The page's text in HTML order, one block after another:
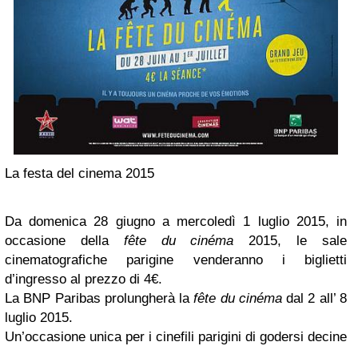
La festa del cinema 2015
Da domenica 28 giugno a mercoledì 1 luglio 2015, in
occasione della fête du cinéma 2015, le sale
cinematografiche parigine venderanno i biglietti
d’ingresso al prezzo di 4€.
La BNP Paribas prolungherà lafête du cinémadal 2 all’ 8
luglio 2015.
Un’occasione unica per i cinefili parigini di godersi decine